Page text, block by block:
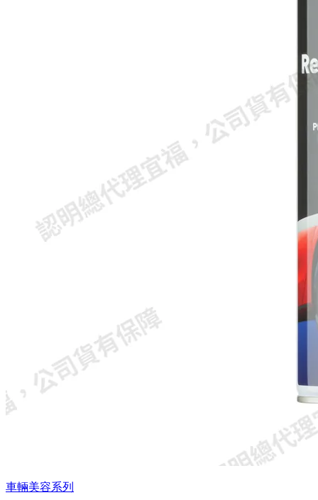
車輛美容系列